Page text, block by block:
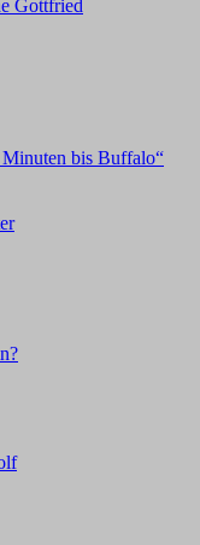
Gottfried
bis Buffalo“